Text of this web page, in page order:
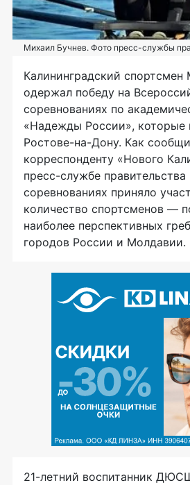
Михаил Бучнев. Фото пресс-службы
Калининградский спортсмен
одержал победу на
соревнованиях по
«Надежды России», которые
Ростове-на-Дону. Как
корреспонденту «Нового
пресс-службе правительства
соревнованиях приняло
количество спортсменов —
наиболее перспективных
городов России и Молдавии.
21-летний воспитанник